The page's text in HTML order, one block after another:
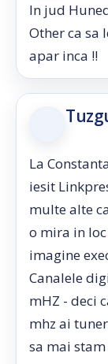
In jud
Other ca sa
apar inca !!
La
iesit
multe alte
o mira in
imagine
Canalele
mHZ - deci
mhz ai
sa mai